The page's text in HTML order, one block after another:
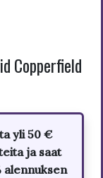
Copperfield
yli 50 €
ja saat
alennuksen